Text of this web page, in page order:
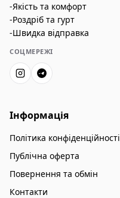
-Якість та комфорт
-Роздріб та гурт
-Швидка відправка
СОЦМЕРЕЖІ
Інформація
Політика конфіденційності
Публічна оферта
Повернення та обмін
Контакти